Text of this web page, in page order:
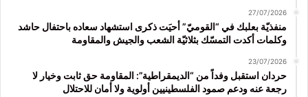
27/07/2026
منفذيّة بعلبك في “القوميّ” أحيَت ذكرى استشهاد سعاده باحتفال حاشد
وكلمات أكدت التمسّك بثلاثيّة الشعب والجيش والمقاومة
23/07/2026
حردان استقبل وفداً من “الديمقراطية”: المقاومة حق ثابت وخيار لا
رجعة عنه ودعم صمود الفلسطينيين أولوية ولا أمان للاحتلال